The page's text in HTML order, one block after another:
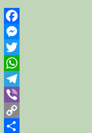
Facebook
Messenger
Twitter
WhatsApp
Telegram
Viber
Copy